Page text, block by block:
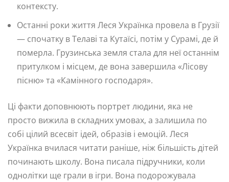
контексту.
Останні роки життя Леся Українка провела в Грузії
— спочатку в Телаві та Кутаїсі, потім у Сурамі, де й
померла. Грузинська земля стала для неї останнім
притулком і місцем, де вона завершила «Лісову
пісню» та «Камінного господаря».
Ці факти доповнюють портрет людини, яка не
просто вижила в складних умовах, а залишила по
собі цілий всесвіт ідей, образів і емоцій. Леся
Українка вчилася читати раніше, ніж більшість дітей
починають школу. Вона писала підручники, коли
однолітки ще грали в ігри. Вона подорожувала